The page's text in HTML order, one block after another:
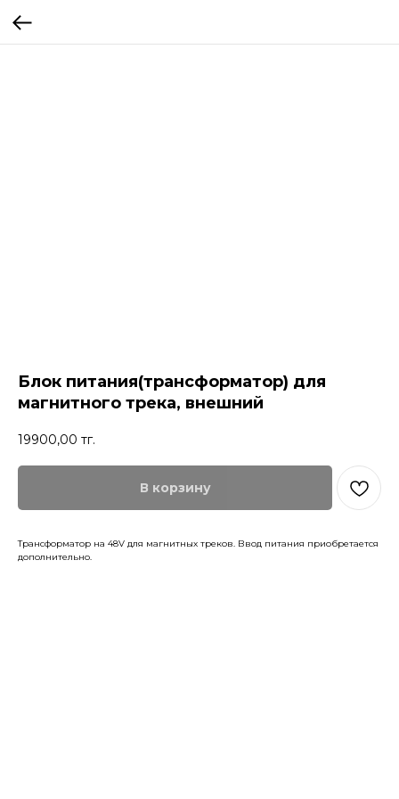
Блок питания(трансформатор) для
магнитного трека, внешний
19900,00 тг.
В корзину
Трансформатор на 48V для магнитных треков. Ввод питания приобретается
дополнительно.